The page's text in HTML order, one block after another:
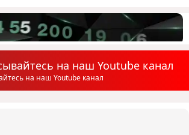
на наш Youtube канал
на наш Youtube канал